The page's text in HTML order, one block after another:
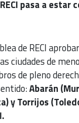
pasa a
de RECI
ciudades de
de pleno
Abarán
y Torrijos